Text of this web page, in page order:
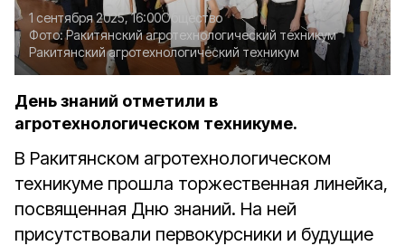
1 сентября 2025, 16:00Общество
Фото:Ракитянский агротехнологический техникум
Ракитянский агротехнологический техникум
День знаний отметили в
агротехнологическом техникуме.
В Ракитянском агротехнологическом
техникуме прошла торжественная линейка,
посвященная Дню знаний. На ней
присутствовали первокурсники и будущие